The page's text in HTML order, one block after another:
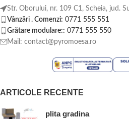
Str. Oborului, nr. 109 C1, Scheia, jud.
Vânzări . Comenzi: 0771 555 551
Grătare modulare:: 0771 555 550
Mail: contact@pyromoesa.ro
ARTICOLE RECENTE
plita gradina